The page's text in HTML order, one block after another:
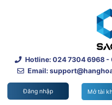
Hotline:024 7304 6968 -
Email:
Đăng nhập Mở tài